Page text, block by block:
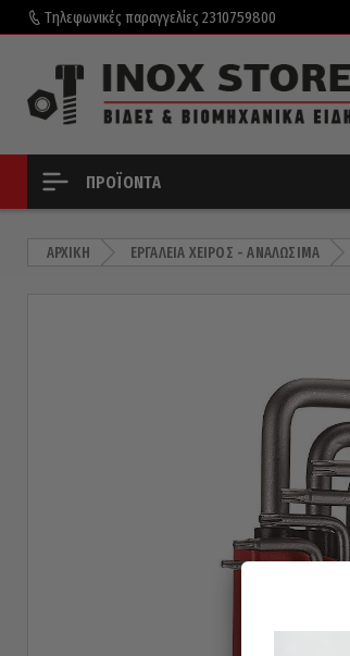
Τηλεφωνικές παραγγελίες 2310759800
ΠΡΟΪΌΝΤΑ
ΑΡΧΙΚΉ ΕΡΓΑΛΕΊΑ ΧΕΙΡΌΣ - ΑΝΑΛΏΣΙΜΑ